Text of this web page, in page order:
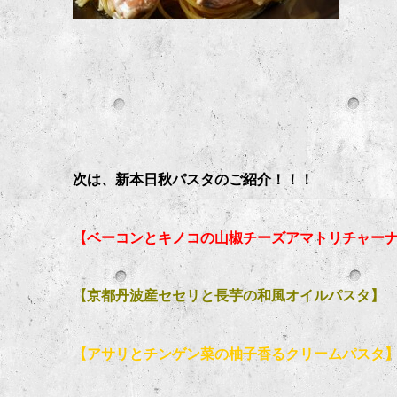
次は、新本日秋パスタのご紹介！！！
【ベーコンとキノコの山椒チーズアマトリチャー
【京都丹波産セセリと長芋の和風オイルパスタ】
【アサリとチンゲン菜の柚子香るクリームパスタ